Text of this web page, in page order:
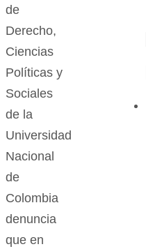
de
Derecho,
Ciencias
Políticas y
Sociales
de la
Universidad
Nacional
de
Colombia
denuncia
que en